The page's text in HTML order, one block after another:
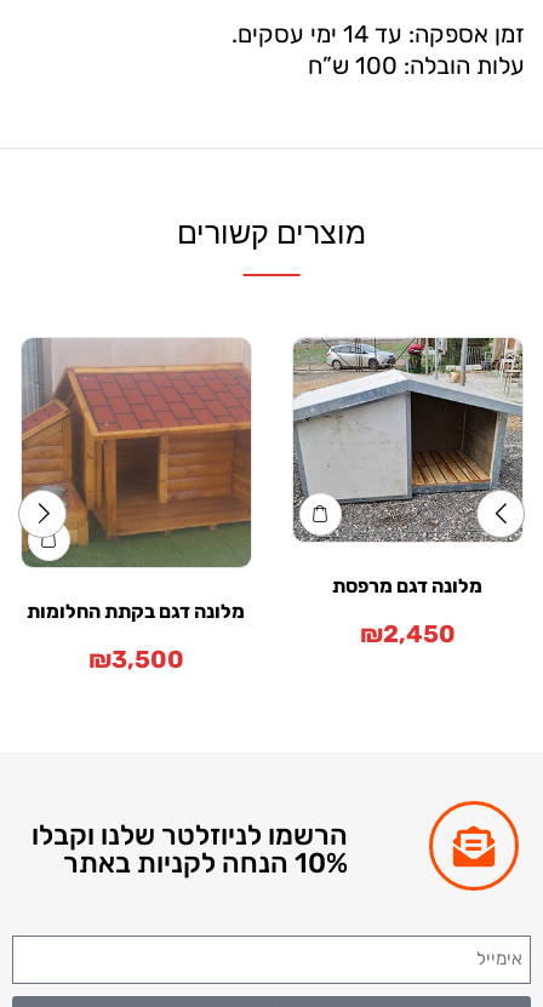
זמן אספקה: עד 14 ימי עסקים.
עלות הובלה: 100 ש”ח
מוצרים קשורים
מלונה דגם מרפסת
₪2,450
מלונה דגם בקתת החלומות
₪3,500
הרשמו לניוזלטר שלנו וקבלו
10% הנחה לקניות באתר